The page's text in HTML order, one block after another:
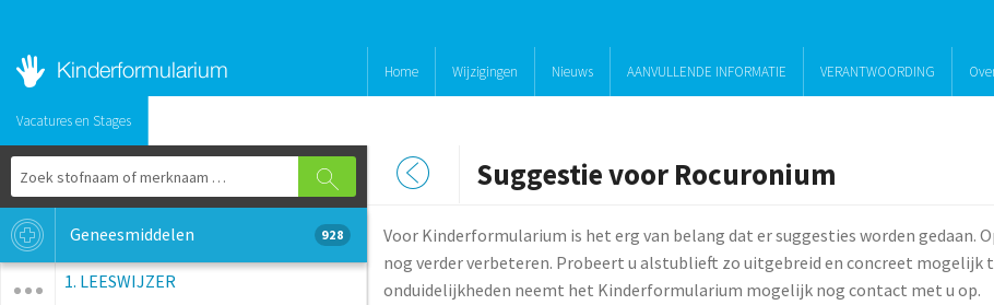
Home Wijzigingen Nieuws AANVULLENDE INFORMATIE VERANTWOORDING
Vacatures en Stages
Geneesmiddelen 928
1. LEESWIJZER
Suggestie voor Rocuronium
Voor Kinderformularium is het erg van belang dat er suggesties worden gedaan.
nog verder verbeteren. Probeert u alstublieft zo uitgebreid en concreet mogelijk
onduidelijkheden neemt het Kinderformularium mogelijk nog contact met u op.